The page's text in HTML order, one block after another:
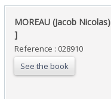
‎MOREAU (Jacob Nicolas)
]‎
Reference : 028910
See the book